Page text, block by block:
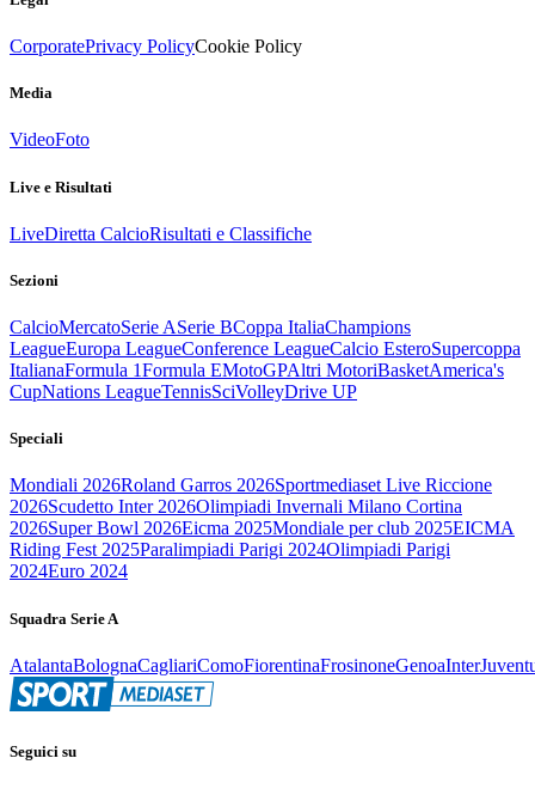
CorporatePrivacy PolicyCookie Policy
Media
VideoFoto
Live e Risultati
LiveDiretta CalcioRisultati e Classifiche
Sezioni
CalcioMercatoSerie ASerie BCoppa ItaliaChampions
LeagueEuropa LeagueConference LeagueCalcio EsteroSupercoppa
ItalianaFormula 1Formula EMotoGPAltri MotoriBasketAmerica's
CupNations LeagueTennisSciVolleyDrive UP
Speciali
Mondiali 2026Roland Garros 2026Sportmediaset Live Riccione
2026Scudetto Inter 2026Olimpiadi Invernali Milano Cortina
2026Super Bowl 2026Eicma 2025Mondiale per club 2025EICMA
Riding Fest 2025Paralimpiadi Parigi 2024Olimpiadi Parigi
2024Euro 2024
Squadra Serie A
AtalantaBolognaCagliariComoFiorentinaFrosinoneGenoaInter
Seguici su